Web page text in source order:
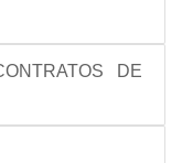
DE